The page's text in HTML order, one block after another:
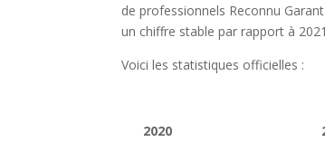
de professionnels Reconnu
un chiffre stable par rapport à
Voici les statistiques officielles :
2020